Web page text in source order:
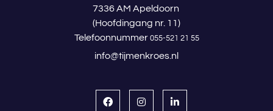
7336 AM Apeldoorn
(Hoofdingang nr. 11)
Telefoonnummer 055-521 21 55
info@tijmenkroes.nl